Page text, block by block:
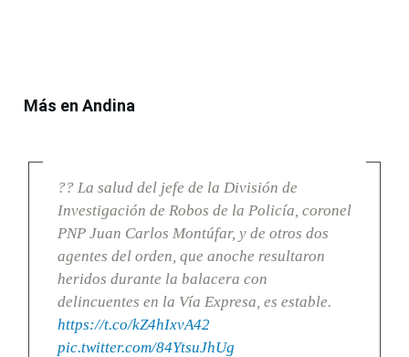
Más en Andina
?? La salud del jefe de la División de
Investigación de Robos de la Policía, coronel
PNP Juan Carlos Montúfar, y de otros dos
agentes del orden, que anoche resultaron
heridos durante la balacera con
delincuentes en la Vía Expresa, es estable.
https://t.co/kZ4hIxvA42
pic.twitter.com/84YtsuJhUg